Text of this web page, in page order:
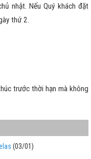
nhật. Nếu Quý khách đặt
thứ 2.
trước thời hạn mà không
(03/01)